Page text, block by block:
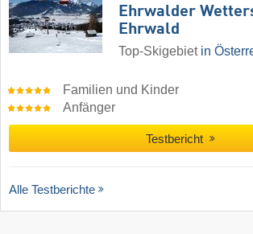
Ehrwalder
Ehrwald
Top-Skigebiet in
Familien und Kinder
Anfänger
Testbericht
Alle Testberichte